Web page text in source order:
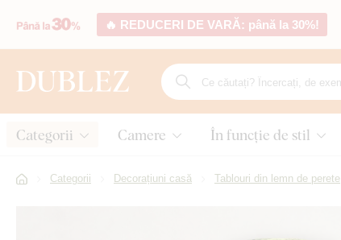
🔥 REDUCERI DE VARĂ: până la 30%!
Categorii Camere În funcție de stil
Categorii Decorațiuni casă Tablouri din lemn de perete